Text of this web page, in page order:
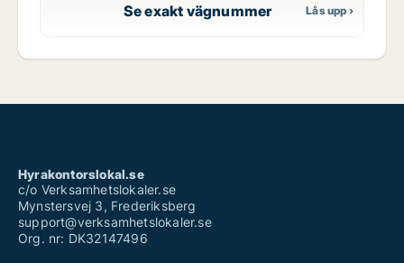
Se exakt vägnummer
Hyrakontorslokal.se
c/o Verksamhetslokaler.se
Mynstersvej 3, Frederiksberg
support@verksamhetslokaler.se
Org. nr: DK32147496